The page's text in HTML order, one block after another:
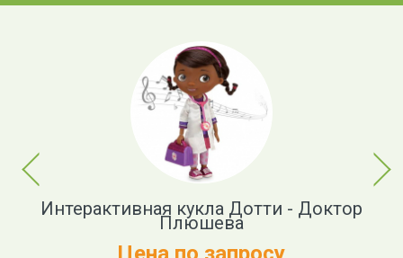
Previous
Интерактивная кукла Дотти - Доктор
Плюшева
Next